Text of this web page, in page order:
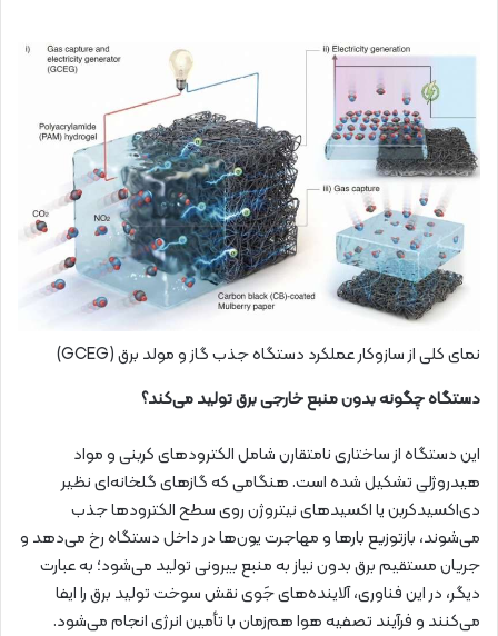
نمای کلی از سازوکار عملکرد دستگاه جذب گاز و مولد برق (GCEG)
دستگاه چگونه بدون منبع خارجی برق تولید می‌کند؟
این دستگاه از ساختاری نامتقارن شامل الکترودهای کربنی و مواد
هیدروژلی تشکیل شده است. هنگامی که گازهای گلخانه‌ای نظیر
دی‌اکسیدکربن یا اکسیدهای نیتروژن روی سطح الکترودها جذب
می‌شوند، بازتوزیع بارها و مهاجرت یون‌ها در داخل دستگاه رخ می‌دهد و
جریان مستقیم برق بدون نیاز به منبع بیرونی تولید می‌شود؛ به عبارت
دیگر، در این فناوری، آلاینده‌های جَوی نقش سوخت تولید برق را ایفا
می‌کنند و فرآیند تصفیه هوا هم‌زمان با تأمین انرژی انجام می‌شود.